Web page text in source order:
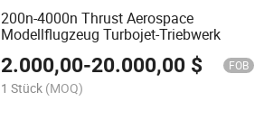
200n-4000n Thrust Aerospace
Modellflugzeug Turbojet-Triebwerk
2.000,00-20.000,00 $ FOB
1 Stück (MOQ)